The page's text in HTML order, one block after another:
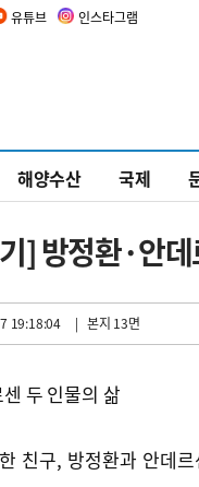
유튜브 인스타그램
해양수산 국제
] 방정환·안
19:18:04 | 본지 13면
두 인물의 삶
친구, 방정환과 안데